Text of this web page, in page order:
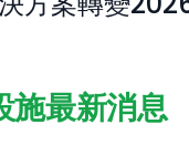
施最新消息